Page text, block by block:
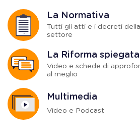
La Normativa
Tutti gli atti e i decreti
settore
La Riforma spiegata
Video e schede di
al meglio
Multimedia
Video e Podcast